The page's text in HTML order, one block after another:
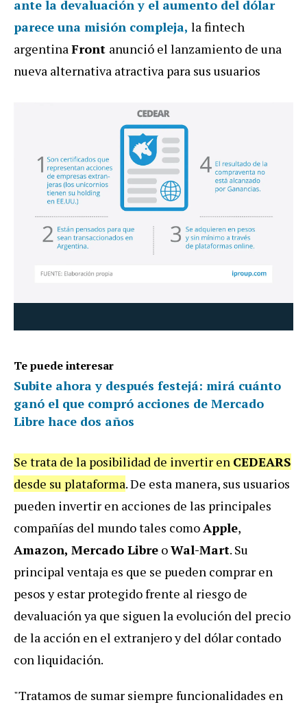
ante la devaluación y el aumento del dólar
parece una misión compleja, la fintech
argentinaFront anunció el lanzamiento de una
nueva alternativa atractiva para sus usuarios
Te puede interesar
Subite ahora y después festejá: mirá cuánto
ganó el que compró acciones de Mercado
Libre hace dos años
Se trata de la posibilidad de invertir en CEDEARS
desde su plataforma. De esta manera, sus usuarios
pueden invertir en acciones de las principales
compañías del mundo tales comoApple,
Amazon, Mercado Libre oWal-Mart. Su
principal ventaja es que se pueden comprar en
pesos y estar protegido frente al riesgo de
devaluación ya que siguen la evolución del precio
de la acción en el extranjero y del dólar contado
con liquidación.
"Tratamos de sumar siempre funcionalidades en